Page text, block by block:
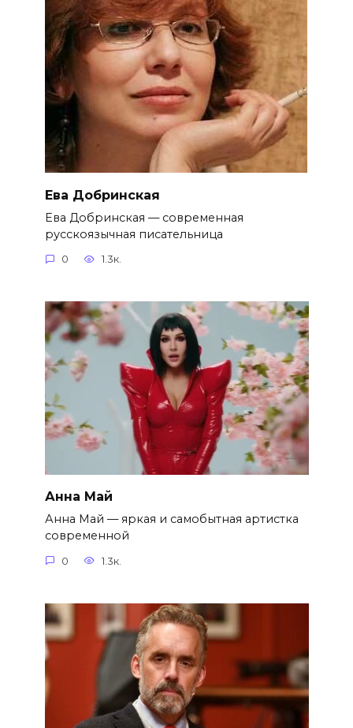
Ева Добринская
Ева Добринская — современная
русскоязычная писательница
0 1.3к.
Анна Май
Анна Май — яркая и самобытная артистка
современной
0 1.3к.